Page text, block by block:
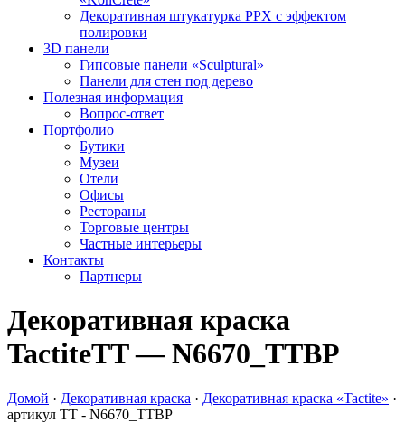
Декоративная штукатурка PPX с эффектом
полировки
3D панели
Гипсовые панели «Sculptural»
Панели для стен под дерево
Полезная информация
Вопрос-ответ
Портфолио
Бутики
Музеи
Отели
Офисы
Рестораны
Торговые центры
Частные интерьеры
Контакты
Партнеры
Декоративная краска
TactiteTT — N6670_TTBP
Домой · Декоративная краска · Декоративная краска «Tactite» ·
артикул TT - N6670_TTBP